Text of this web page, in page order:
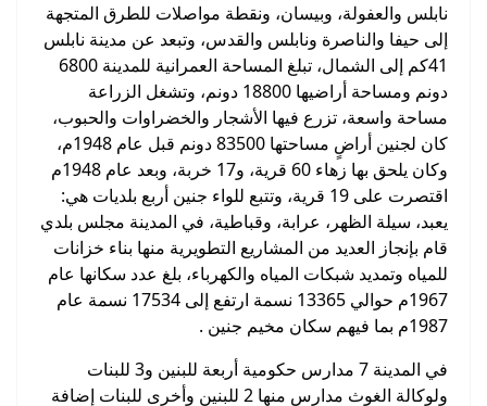
نابلس والعفولة، وبيسان، ونقطة مواصلات للطرق المتجهة
إلى حيفا والناصرة ونابلس والقدس، وتبعد عن مدينة نابلس
41كم إلى الشمال، تبلغ المساحة العمرانية للمدينة 6800
دونم ومساحة أراضيها 18800 دونم، وتشغل الزراعة
مساحة واسعة، تزرع فيها الأشجار والخضراوات والحبوب،
كان لجنين أراضٍ مساحتها 83500 دونم قبل عام 1948م،
وكان يلحق بها زهاء 60 قرية، و17 خربة، وبعد عام 1948م
اقتصرت على 19 قرية، وتتبع للواء جنين أربع بلديات هي:
يعبد، سيلة الظهر، عرابة، وقباطية، في المدينة مجلس بلدي
قام بإنجاز العديد من المشاريع التطويرية منها بناء خزانات
للمياه وتمديد شبكات المياه والكهرباء، بلغ عدد سكانها عام
1967م حوالي 13365 نسمة ارتفع إلى 17534 نسمة عام
1987م بما فيهم سكان مخيم جنين .
في المدينة 7 مدارس حكومية أربعة للبنين و3 للبنات
ولوكالة الغوث مدارس منها 2 للبنين وأخرى للبنات إضافة